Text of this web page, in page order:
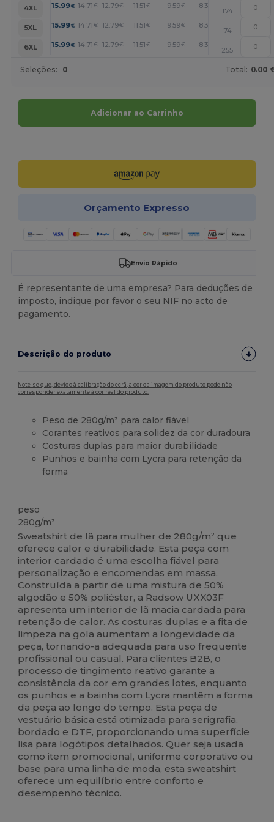
4XL
15.99€ 14.71 € 12.79€ 11.51 € 9.59€ 8.32 +
174
5XL
15.99€ 14.71 € 12.79€ 11.51 € 9.59€ 8.32 +
74
6XL
15.99€ 14.71 € 12.79€ 11.51 € 9.59€ 8.32 +
255
Seleções: 0 Total: 0.00
Adicionar ao Carrinho
Orçamento Expresso
Envio Rápido
É representante de uma empresa? Para deduções de
imposto, indique por favor o seu NIF no acto de
pagamento.
Descrição do produto
Note-se que, devido à calibração do ecrã, a cor da imagem do produto pode não
corresponder exatamente à cor real do produto.
Peso de 280g/m² para calor fiável
Corantes reativos para solidez da cor duradoura
Costuras duplas para maior durabilidade
Punhos e bainha com Lycra para retenção da
forma
peso
280g/m²
Sweatshirt de lã para mulher de 280g/m² que
oferece calor e durabilidade. Esta peça com
interior cardado é uma escolha fiável para
personalização e encomendas em massa.
Construída a partir de uma mistura de 50%
algodão e 50% poliéster, a Radsow UXX03F
apresenta um interior de lã macia cardada para
retenção de calor. As costuras duplas e a fita de
limpeza na gola aumentam a longevidade da
peça, tornando-a adequada para uso frequente
profissional ou casual. Para clientes B2B, o
processo de tingimento reativo garante a
consistência da cor em grandes lotes, enquanto
os punhos e a bainha com Lycra mantêm a forma
da peça ao longo do tempo. Esta peça de
vestuário básica está otimizada para serigrafia,
bordado e DTF, proporcionando uma superfície
lisa para logótipos detalhados. Quer seja usada
como item promocional, uniforme corporativo ou
base para uma linha de moda, esta sweatshirt
oferece um equilíbrio entre conforto e
desempenho técnico.